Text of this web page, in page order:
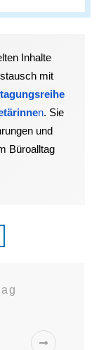
Inhalte
mit
n. Sie
und
Büroalltag